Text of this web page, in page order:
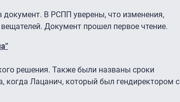
В РСПП уверены, что изменения,
Документ прошел первое чтение.
решения. Также были названы сроки
когда Лацанич, который был гендиректором с